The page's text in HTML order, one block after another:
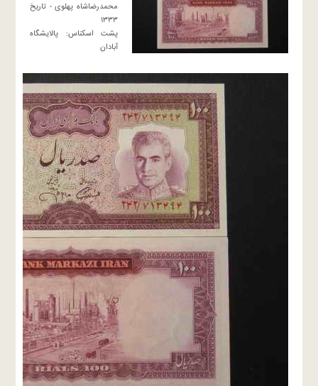
محمدرضاشاه پهلوى - تاريخ
١٣٣٣
پشت اسكناس: پالايشگاه
آبادان